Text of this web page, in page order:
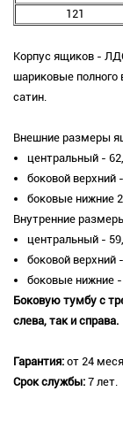
121
Корпус ящиков -
шариковые
сатин.
Внешние размеры
центральный -
боковой верхний
боковые нижние
Внутренние
центральный -
боковой верхний
боковые нижние -
Боковую тумбу с
слева, так и справа.
Гарантия: от 24
Срок службы: 7 лет.